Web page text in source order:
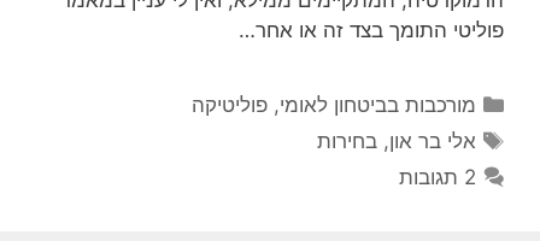
פוליטי התומך בצד זה או אחר…
קטגוריות
מורכבות בביטחון לאומי,פוליטיקה
תגיות
אלי בר און,בחירות
2 תגובות